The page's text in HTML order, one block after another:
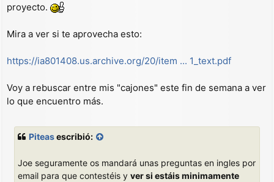
j
proyecto.
Mira a ver si te aprovecha esto:
https://ia801408.us.archive.org/20/item ... 1_text.pdf
Voy a rebuscar entre mis "cajones" este fin de semana a ver
lo que encuentro más.
Piteasescribió:
Joe seguramente os mandará unas preguntas en ingles por
email para que contestéis y ver si estáis minimamente